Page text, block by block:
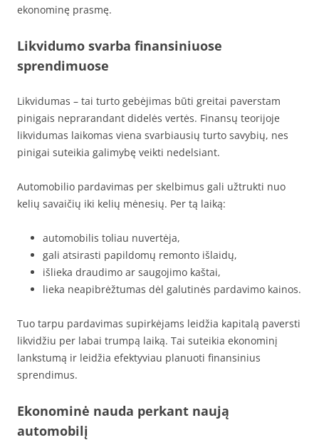
ekonominę prasmę.
Likvidumo svarba finansiniuose
sprendimuose
Likvidumas – tai turto gebėjimas būti greitai paverstam
pinigais neprarandant didelės vertės. Finansų teorijoje
likvidumas laikomas viena svarbiausių turto savybių, nes
pinigai suteikia galimybę veikti nedelsiant.
Automobilio pardavimas per skelbimus gali užtrukti nuo
kelių savaičių iki kelių mėnesių. Per tą laiką:
automobilis toliau nuvertėja,
gali atsirasti papildomų remonto išlaidų,
išlieka draudimo ar saugojimo kaštai,
lieka neapibrėžtumas dėl galutinės pardavimo kainos.
Tuo tarpu pardavimas supirkėjams leidžia kapitalą paversti
likvidžiu per labai trumpą laiką. Tai suteikia ekonominį
lankstumą ir leidžia efektyviau planuoti finansinius
sprendimus.
Ekonominė nauda perkant naują
automobilį